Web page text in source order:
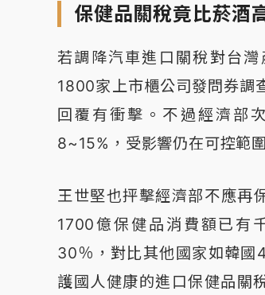
保健品關稅竟比菸酒
若調降汽車進口關稅對台
1800家上市櫃公司發問券調
回覆有衝擊。不過經濟部
8~15%，受影響仍在可控範
王世堅也抨擊經濟部不應再
1700億保健品消費額已有
30％，對比其他國家如韓國
護國人健康的進口保健品關